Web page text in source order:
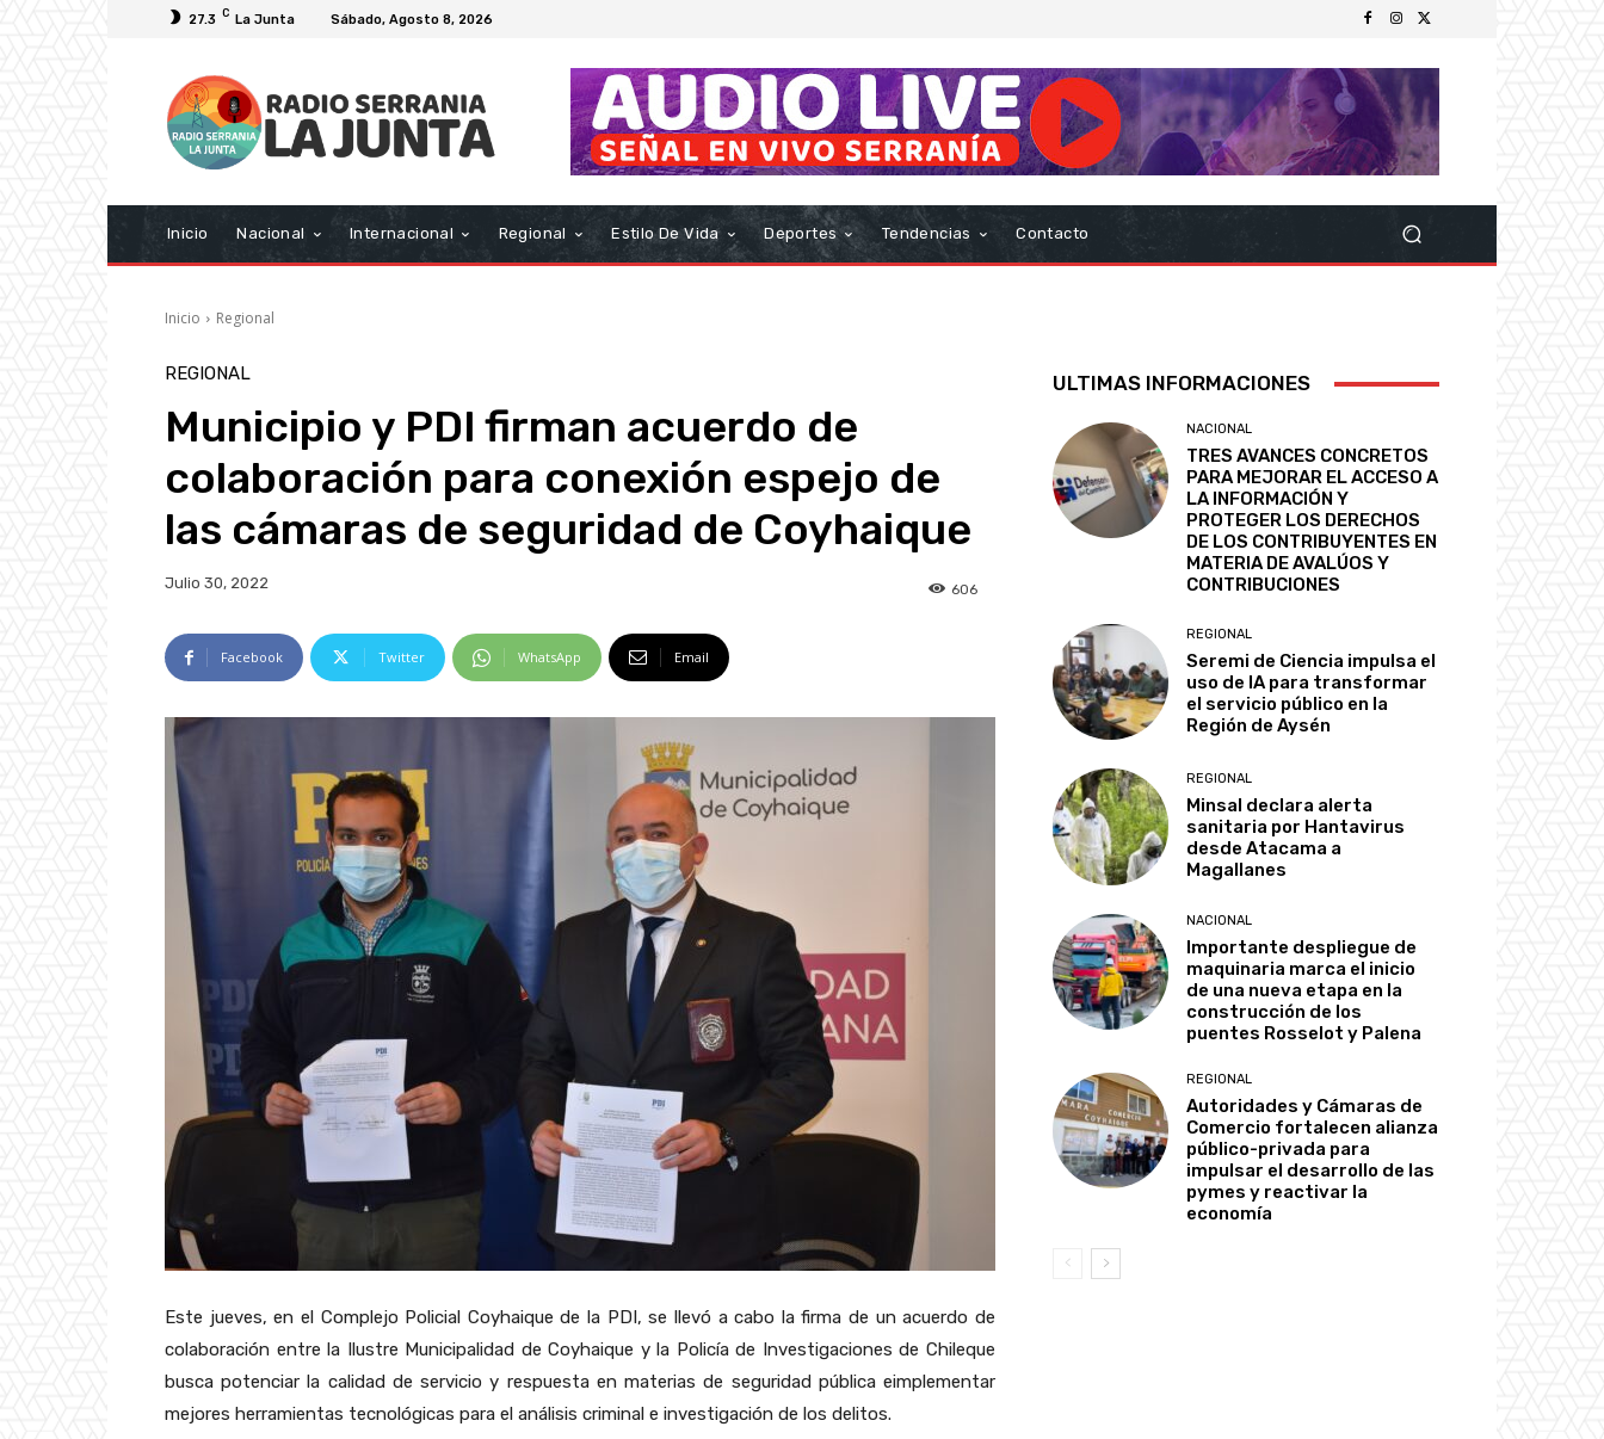
27.3 C La Junta Sábado, Agosto 8, 2026
Inicio Nacional Internacional Regional Estilo De Vida Deportes Tendencias Contacto
Inicio Regional
REGIONAL
Municipio y PDI firman acuerdo de
colaboración para conexión espejo de
las cámaras de seguridad de Coyhaique
Julio 30, 2022 606
Facebook Twitter WhatsApp Email
Este jueves, en el Complejo Policial Coyhaique de la PDI, se llevó a cabo la firma de un acuerdo de
colaboración entre la Ilustre Municipalidad de Coyhaique y la Policía de Investigaciones de Chileque
busca potenciar la calidad de servicio y respuesta en materias de seguridad pública eimplementar
mejores herramientas tecnológicas para el análisis criminal e investigación de los delitos.
ULTIMAS INFORMACIONES
NACIONAL
TRES AVANCES CONCRETOS
PARA MEJORAR EL ACCESO A
LA INFORMACIÓN Y
PROTEGER LOS DERECHOS
DE LOS CONTRIBUYENTES EN
MATERIA DE AVALÚOS Y
CONTRIBUCIONES
REGIONAL
Seremi de Ciencia impulsa el
uso de IA para transformar
el servicio público en la
Región de Aysén
REGIONAL
Minsal declara alerta
sanitaria por Hantavirus
desde Atacama a
Magallanes
NACIONAL
Importante despliegue de
maquinaria marca el inicio
de una nueva etapa en la
construcción de los
puentes Rosselot y Palena
REGIONAL
Autoridades y Cámaras de
Comercio fortalecen alianza
público-privada para
impulsar el desarrollo de las
pymes y reactivar la
economía